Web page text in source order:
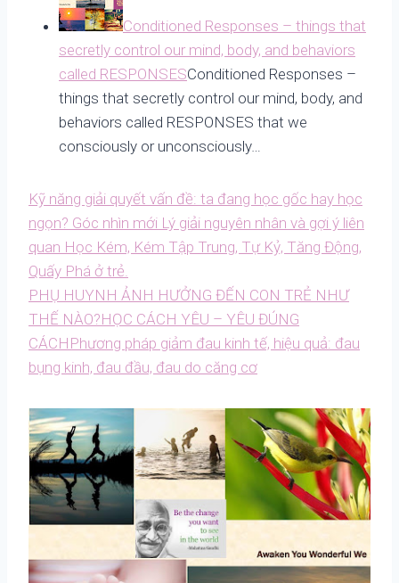
Conditioned Responses – things that
secretly control our mind, body, and behaviors
called RESPONSESConditioned Responses –
things that secretly control our mind, body, and
behaviors called RESPONSES that we
consciously or unconsciously…
Kỹ năng giải quyết vấn đề: ta đang học gốc hay học
ngọn? Góc nhìn mới Lý giải nguyên nhân và gợi ý liên
quan Học Kém, Kém Tập Trung, Tự Kỷ, Tăng Động,
Quấy Phá ở trẻ.
PHỤ HUYNH ẢNH HƯỞNG ĐẾN CON TRẺ NHƯ
THẾ NÀO?HỌC CÁCH YÊU – YÊU ĐÚNG
CÁCH Phương pháp giảm đau kinh tế, hiệu quả: đau
bụng kinh, đau đầu, đau do căng cơ